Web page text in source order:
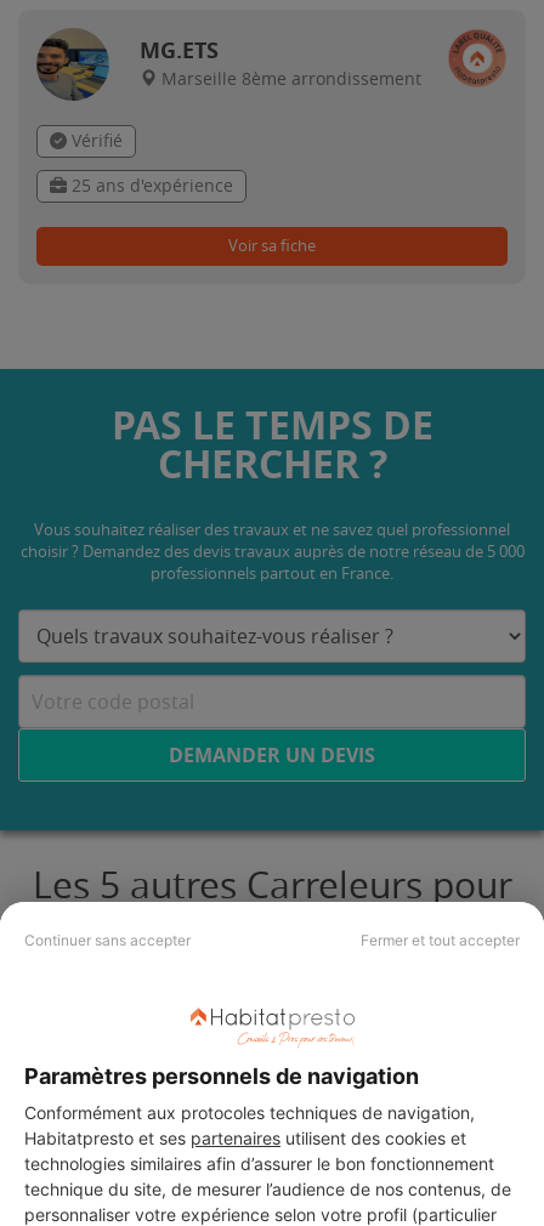
Continuer sans accepter Fermer et tout accepter
Paramètres personnels de navigation
Conformément aux protocoles techniques de navigation,
Habitatpresto et ses partenaires utilisent des cookies et
technologies similaires afin d’assurer le bon fonctionnement
technique du site, de mesurer l’audience de nos contenus, de
personnaliser votre expérience selon votre profil (particulier
MG.ETS
Marseille 8ème arrondissement
Vérifié
25 ans d'expérience
Voir sa fiche
PAS LE TEMPS DE
CHERCHER ?
Vous souhaitez réaliser des travaux et ne savez quel professionnel
choisir ? Demandez des devis travaux auprès de notre réseau de 5 000
professionnels partout en France.
DEMANDER UN DEVIS
Les 5 autres Carreleurs pour
vos travaux à Saint-Victoret
MONSIEUR YASIN AYDIN
10 ans d'expérience
Voir sa fiche